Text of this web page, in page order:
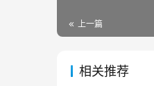
上一篇
相关推荐